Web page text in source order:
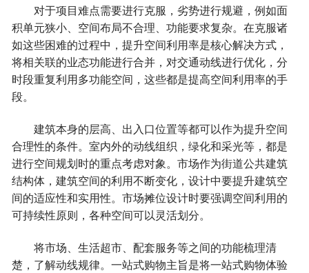
对于项目难点需要进行克服，劣势进行规避，例如面
积单元狭小、空间布局不合理、功能要求复杂。在克服诸
如这些困难的过程中，提升空间利用率是核心解决方式，
将相关联的业态功能进行合并，对交通动线进行优化，分
时段重复利用多功能空间，这些都是提高空间利用率的手
段。
建筑本身的层高、出入口位置等都可以作为提升空间
合理性的条件。室内外的动线组织，绿化和采光等，都是
进行空间规划时的重点考虑对象。市场作为街道公共建筑
结构体，建筑空间的利用不断变化，设计中要提升建筑空
间的适应性和实用性。市场摊位设计时要强调空间利用的
可持续性原则，各种空间可以灵活划分。
将市场、生活超市、配套服务等之间的功能梳理清
楚，了解动线规律。一站式购物主旨是将一站式购物体验